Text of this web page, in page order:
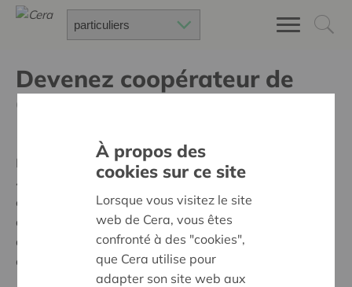
Devenez coopérateur de
Cera
Rejoignez la coopérative Cera, comme presque
400.000 autres particuliers, et profitez d’avantages
exclusifs, de chouettes réductions et de la perspective
d'un dividende coopératif annuel intéressant. De plus,
du 14 mars au 14 mai 2022, vous avez droit à un
cadeau de bienvenue !
À propos des
cookies sur ce site
Lorsque vous visitez le site
web de Cera, vous êtes
confronté à des "cookies",
que Cera utilise pour
adapter son site web aux